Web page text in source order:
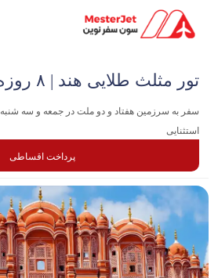
تور مثلث طلایی هند | ۸ روزه فروردین
سفر به سرزمین هفتاد و دو ملت در جمعه و سه
استثنایی
پرداخت اقساطی